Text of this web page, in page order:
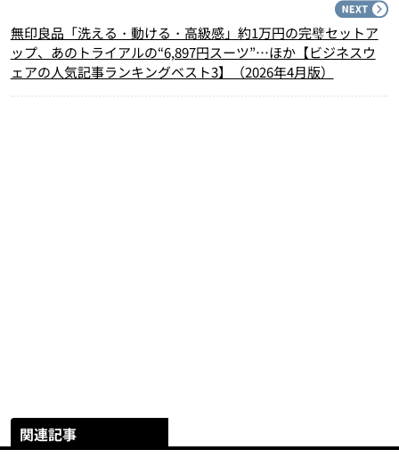
無印良品「洗える・動ける・高級感」約1万円の完璧セットア
ップ、あのトライアルの“6,897円スーツ”…ほか【ビジネスウ
ェアの人気記事ランキングベスト3】（2026年4月版）
関連記事